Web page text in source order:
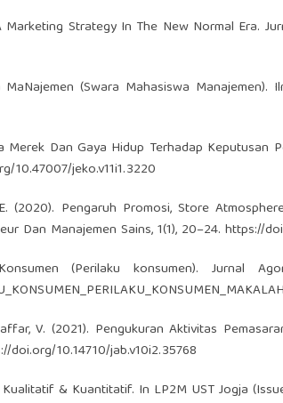
Strategy In The New Normal Era.
(Swara Mahasiswa Manajemen).
Merek Dan Gaya Hidup Terhadap Keputusan
10.47007/jeko.v11i1.3220
(2020). Pengaruh Promosi, Store
Dan Manajemen Sains, 1(1), 20–24. https://
(Perilaku konsumen). Jurnal
V. (2021). Pengukuran Aktivitas
doi.org/10.14710/jab.v10i2.35768
& Kuantitatif. In LP2M UST Jogja